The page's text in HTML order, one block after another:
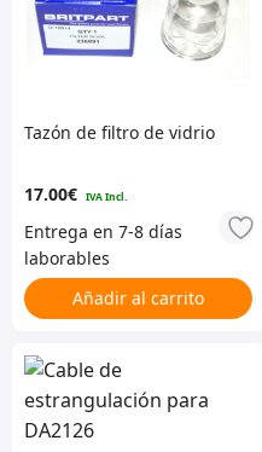
Tazón de filtro de vidrio
17.00€
Añadir al carrito